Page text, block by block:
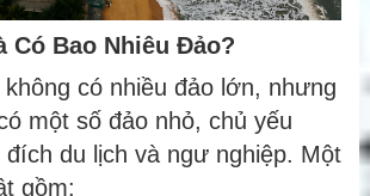
Có Bao Nhiêu Đảo?
có nhiều đảo lớn, nhưng
một số đảo nhỏ, chủ yếu
đích du lịch và ngư nghiệp. Một
gồm: